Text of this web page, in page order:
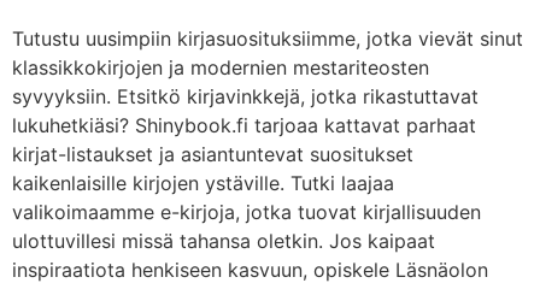
Tutustu uusimpiin kirjasuosituksiimme, jotka vievät sinut
klassikkokirjojen ja modernien mestariteosten
syvyyksiin. Etsitkö kirjavinkkejä, jotka rikastuttavat
lukuhetkiäsi? Shinybook.fi tarjoaa kattavat parhaat
kirjat-listaukset ja asiantuntevat suositukset
kaikenlaisille kirjojen ystäville. Tutki laajaa
valikoimaamme e-kirjoja, jotka tuovat kirjallisuuden
ulottuvillesi missä tahansa oletkin. Jos kaipaat
inspiraatiota henkiseen kasvuun, opiskele Läsnäolon